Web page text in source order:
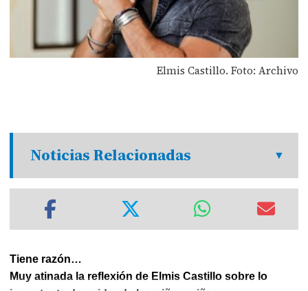
Elmis Castillo. Foto: Archivo
Noticias Relacionadas
Tiene razón…
Muy atinada la reflexión de Elmis Castillo sobre lo